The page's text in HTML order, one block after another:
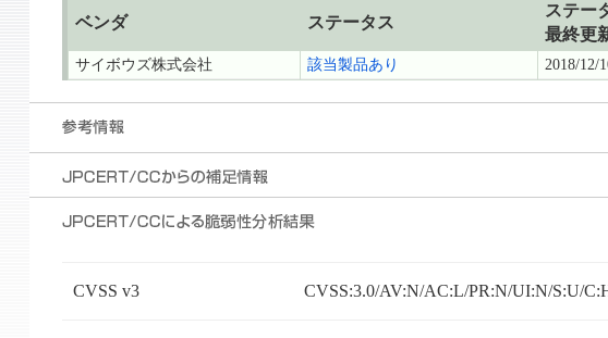
ベンダ ステータス
ステー
最終更
サイボウズ株式会社 該当製品あり 2018/12/
CVSS v3 CVSS:3.0/AV:N/AC:L/PR:N/UI:N/S:U/